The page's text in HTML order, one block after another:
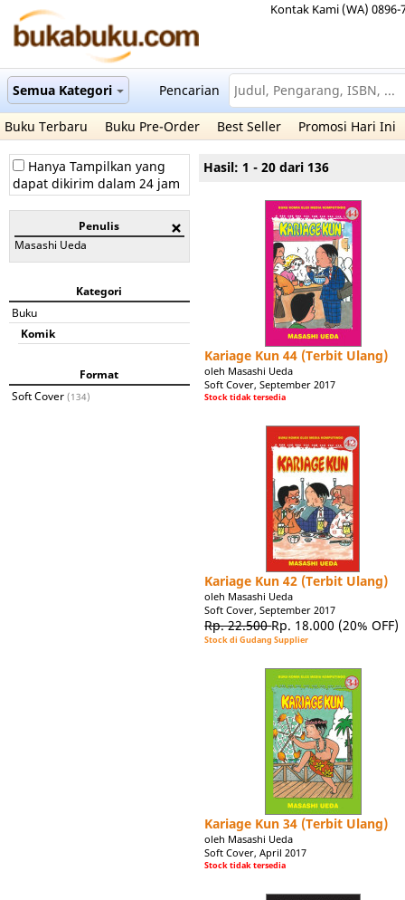
Kontak Kami (WA) 0896-
Semua Kategori Pencarian
Buku Terbaru Buku Pre-Order Best Seller Promosi Hari Ini
Hanya Tampilkan yang
dapat dikirim dalam 24 jam
Penulis
Masashi Ueda
Kategori
Buku
Komik
Format
Soft Cover (134)
Hasil: 1 - 20 dari 136
Kariage Kun 44 (Terbit Ulang)
oleh Masashi Ueda
Soft Cover, September 2017
Stock tidak tersedia
Kariage Kun 42 (Terbit Ulang)
oleh Masashi Ueda
Soft Cover, September 2017
Rp. 22.500Rp. 18.000 (20% OFF)
Stock di Gudang Supplier
Kariage Kun 34 (Terbit Ulang)
oleh Masashi Ueda
Soft Cover, April 2017
Stock tidak tersedia